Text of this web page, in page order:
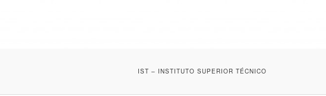
IST – INSTITUTO SUPERIOR TÉCNICO